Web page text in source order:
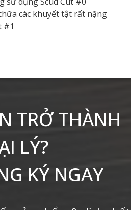
các khuyết tật rất nặng
#1
TRỞ THÀNH
LÝ?
KÝ NGAY